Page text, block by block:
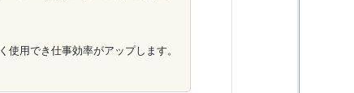
用でき仕事効率がアップします。